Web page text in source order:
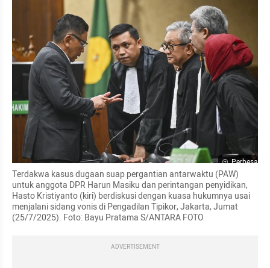
Perbesar
Terdakwa kasus dugaan suap pergantian antarwaktu (PAW)
untuk anggota DPR Harun Masiku dan perintangan penyidikan,
Hasto Kristiyanto (kiri) berdiskusi dengan kuasa hukumnya usai
menjalani sidang vonis di Pengadilan Tipikor, Jakarta, Jumat
(25/7/2025). Foto: Bayu Pratama S/ANTARA FOTO
ADVERTISEMENT